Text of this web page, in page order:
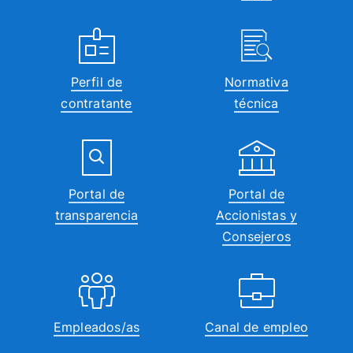
Perfil de
contratante
Normativa
técnica
Portal de
transparencia
Portal de
Accionistas y
Consejeros
Empleados/as Canal de empleo